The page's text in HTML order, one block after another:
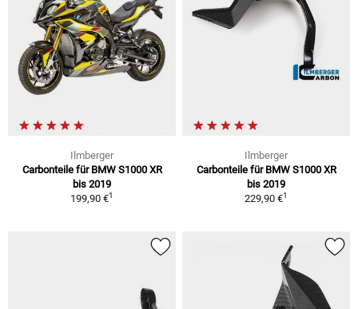
Ilmberger
Carbonteile für BMW S1000 XR
bis 2019
199,90 €1
Ilmberger
Carbonteile für BMW S1000 XR
bis 2019
229,90 €1